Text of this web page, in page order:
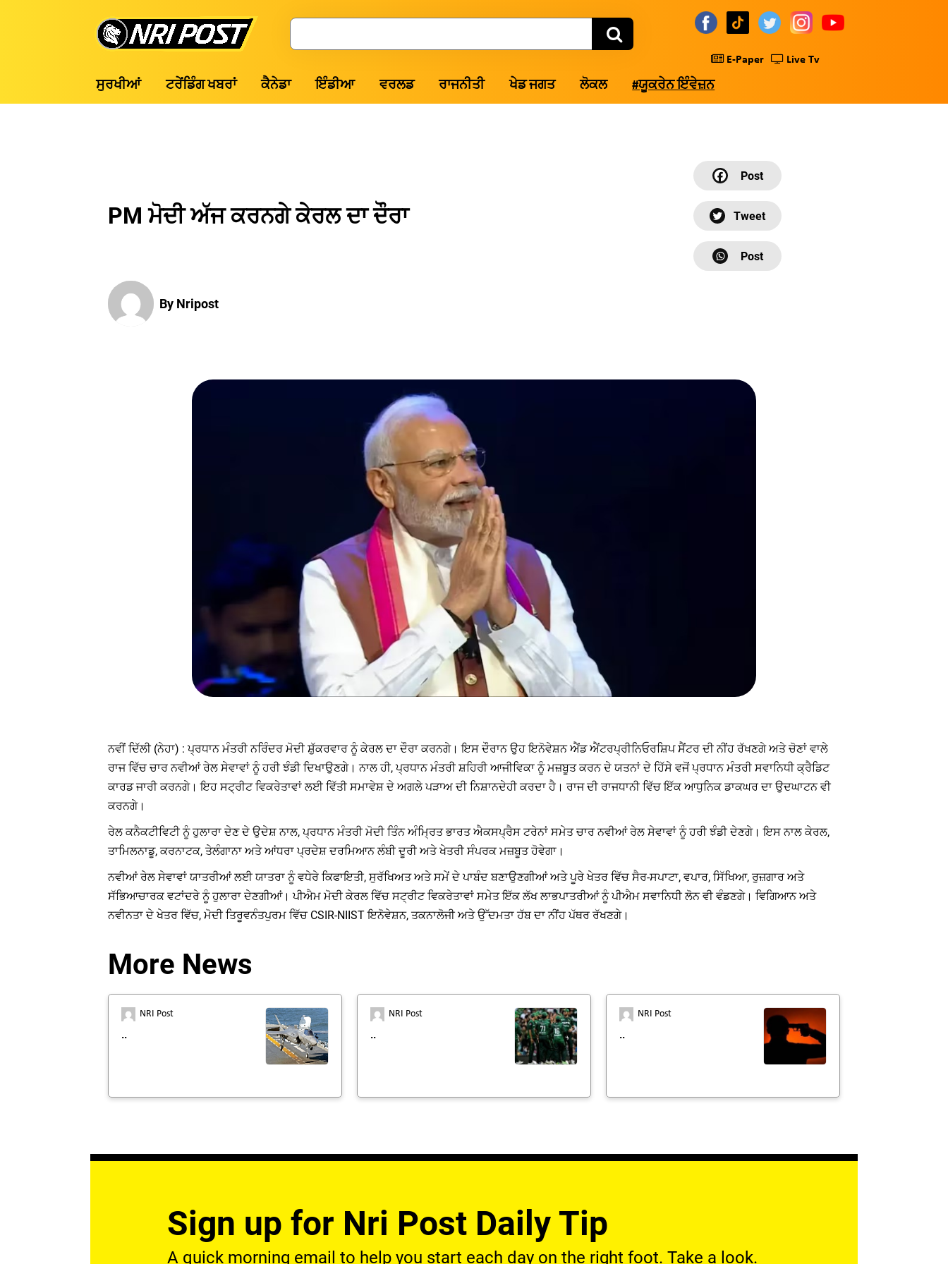
Post
Search
E-Paper Live Tv
ਸੁਰਖੀਆਂ ਟਰੇਂਡਿੰਗ ਖਬਰਾਂ ਕੈਨੇਡਾ ਇੰਡੀਆ ਵਰਲਡ ਰਾਜਨੀਤੀ ਖੇਡ ਜਗਤ ਲੋਕਲ #ਯੂਕਰੇਨ ਇੰਵੇਜ਼ਨ
PM ਮੋਦੀ ਅੱਜ ਕਰਨਗੇ ਕੇਰਲ ਦਾ ਦੌਰਾ
By Nripost
ਨਵੀਂ ਦਿੱਲੀ (ਨੇਹਾ) : ਪ੍ਰਧਾਨ ਮੰਤਰੀ ਨਰਿੰਦਰ ਮੋਦੀ ਸ਼ੁੱਕਰਵਾਰ ਨੂੰ ਕੇਰਲ ਦਾ ਦੌਰਾ ਕਰਨਗੇ। ਇਸ ਦੌਰਾਨ ਉਹ ਇਨੋਵੇਸ਼ਨ ਐਂਡ ਐਂਟਰਪ੍ਰੀਨਿਓਰਸ਼ਿਪ ਸੈਂਟਰ ਦੀ ਨੀਂਹ ਰੱਖਣਗੇ ਅਤੇ ਚੋਣਾਂ ਵਾਲੇ
ਰਾਜ ਵਿੱਚ ਚਾਰ ਨਵੀਆਂ ਰੇਲ ਸੇਵਾਵਾਂ ਨੂੰ ਹਰੀ ਝੰਡੀ ਦਿਖਾਉਣਗੇ। ਨਾਲ ਹੀ, ਪ੍ਰਧਾਨ ਮੰਤਰੀ ਸ਼ਹਿਰੀ ਆਜੀਵਿਕਾ ਨੂੰ ਮਜ਼ਬੂਤ ​​ਕਰਨ ਦੇ ਯਤਨਾਂ ਦੇ ਹਿੱਸੇ ਵਜੋਂ ਪ੍ਰਧਾਨ ਮੰਤਰੀ ਸਵਾਨਿਧੀ ਕ੍ਰੈਡਿਟ
ਕਾਰਡ ਜਾਰੀ ਕਰਨਗੇ। ਇਹ ਸਟ੍ਰੀਟ ਵਿਕਰੇਤਾਵਾਂ ਲਈ ਵਿੱਤੀ ਸਮਾਵੇਸ਼ ਦੇ ਅਗਲੇ ਪੜਾਅ ਦੀ ਨਿਸ਼ਾਨਦੇਹੀ ਕਰਦਾ ਹੈ। ਰਾਜ ਦੀ ਰਾਜਧਾਨੀ ਵਿੱਚ ਇੱਕ ਆਧੁਨਿਕ ਡਾਕਘਰ ਦਾ ਉਦਘਾਟਨ ਵੀ
ਕਰਨਗੇ।
ਰੇਲ ਕਨੈਕਟੀਵਿਟੀ ਨੂੰ ਹੁਲਾਰਾ ਦੇਣ ਦੇ ਉਦੇਸ਼ ਨਾਲ, ਪ੍ਰਧਾਨ ਮੰਤਰੀ ਮੋਦੀ ਤਿੰਨ ਅੰਮ੍ਰਿਤ ਭਾਰਤ ਐਕਸਪ੍ਰੈਸ ਟਰੇਨਾਂ ਸਮੇਤ ਚਾਰ ਨਵੀਆਂ ਰੇਲ ਸੇਵਾਵਾਂ ਨੂੰ ਹਰੀ ਝੰਡੀ ਦੇਣਗੇ। ਇਸ ਨਾਲ ਕੇਰਲ,
ਤਾਮਿਲਨਾਡੂ, ਕਰਨਾਟਕ, ਤੇਲੰਗਾਨਾ ਅਤੇ ਆਂਧਰਾ ਪ੍ਰਦੇਸ਼ ਦਰਮਿਆਨ ਲੰਬੀ ਦੂਰੀ ਅਤੇ ਖੇਤਰੀ ਸੰਪਰਕ ਮਜ਼ਬੂਤ ​​ਹੋਵੇਗਾ।
ਨਵੀਆਂ ਰੇਲ ਸੇਵਾਵਾਂ ਯਾਤਰੀਆਂ ਲਈ ਯਾਤਰਾ ਨੂੰ ਵਧੇਰੇ ਕਿਫਾਇਤੀ, ਸੁਰੱਖਿਅਤ ਅਤੇ ਸਮੇਂ ਦੇ ਪਾਬੰਦ ਬਣਾਉਣਗੀਆਂ ਅਤੇ ਪੂਰੇ ਖੇਤਰ ਵਿੱਚ ਸੈਰ-ਸਪਾਟਾ, ਵਪਾਰ, ਸਿੱਖਿਆ, ਰੁਜ਼ਗਾਰ ਅਤੇ
ਸੱਭਿਆਚਾਰਕ ਵਟਾਂਦਰੇ ਨੂੰ ਹੁਲਾਰਾ ਦੇਣਗੀਆਂ। ਪੀਐਮ ਮੋਦੀ ਕੇਰਲ ਵਿੱਚ ਸਟ੍ਰੀਟ ਵਿਕਰੇਤਾਵਾਂ ਸਮੇਤ ਇੱਕ ਲੱਖ ਲਾਭਪਾਤਰੀਆਂ ਨੂੰ ਪੀਐਮ ਸਵਾਨਿਧੀ ਲੋਨ ਵੀ ਵੰਡਣਗੇ। ਵਿਗਿਆਨ ਅਤੇ
ਨਵੀਨਤਾ ਦੇ ਖੇਤਰ ਵਿੱਚ, ਮੋਦੀ ਤਿਰੂਵਨੰਤਪੁਰਮ ਵਿੱਚ CSIR-NIIST ਇਨੋਵੇਸ਼ਨ, ਤਕਨਾਲੋਜੀ ਅਤੇ ਉੱਦਮਤਾ ਹੱਬ ਦਾ ਨੀਂਹ ਪੱਥਰ ਰੱਖਣਗੇ।
More News
NRI Post
..
NRI Post
..
NRI Post
..
Sign up for Nri Post Daily Tip
A quick morning email to help you start each day on the right foot. Take a look.